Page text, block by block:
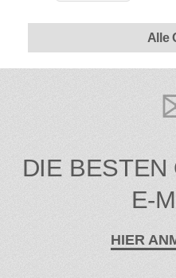
Alle
DIE BESTEN
E-
HIER